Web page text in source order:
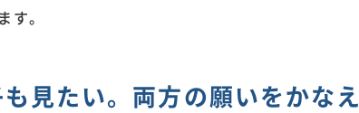
す。
見たい。両方の願いをかなえ